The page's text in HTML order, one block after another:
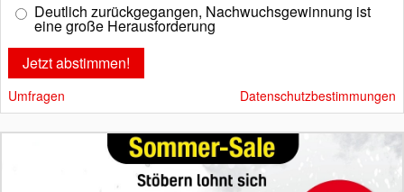
Deutlich zurückgegangen, Nachwuchsgewinnung ist
eine große Herausforderung
Umfragen Datenschutzbestimmungen